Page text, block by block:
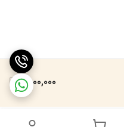
1,800,000